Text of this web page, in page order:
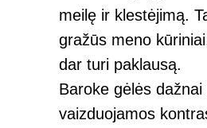
meilę ir klestėjimą.
gražūs meno
dar turi paklausą.
Baroke gėlės dažnai
vaizduojamos